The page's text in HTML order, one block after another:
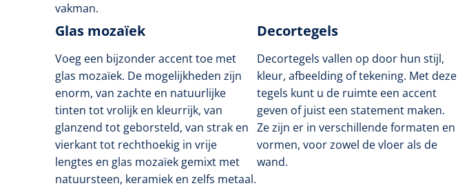
vakman.
Glas mozaïek
Voeg een bijzonder accent toe met
glas mozaïek. De mogelijkheden zijn
enorm, van zachte en natuurlijke
tinten tot vrolijk en kleurrijk, van
glanzend tot geborsteld, van strak en
vierkant tot rechthoekig in vrije
lengtes en glas mozaïek gemixt met
natuursteen, keramiek en zelfs metaal.
Decortegels
Decortegels vallen op door hun stijl,
kleur, afbeelding of tekening. Met deze
tegels kunt u de ruimte een accent
geven of juist een statement maken.
Ze zijn er in verschillende formaten en
vormen, voor zowel de vloer als de
wand.